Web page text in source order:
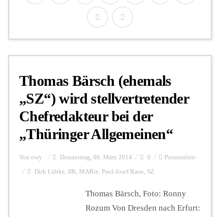
Thomas Bärsch (ehemals
„SZ“) wird stellvertretender
Chefredakteur bei der
„Thüringer Allgemeinen“
Von owy Donnerstag, 06. März 2014 0 Personalien
Dirk Lübke, IfK, MARie, Paul-Josef Raue, SZ
Thomas Bärsch, Foto: Ronny
Rozum Von Dresden nach Erfurt: